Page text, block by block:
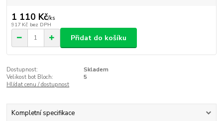
1 110 Kč/ks
917 Kč bez DPH
Přidat do košíku
Dostupnost:
Skladem
Velikost bot Bloch:
5
Hlídat cenu / dostupnost
Kompletní specifikace